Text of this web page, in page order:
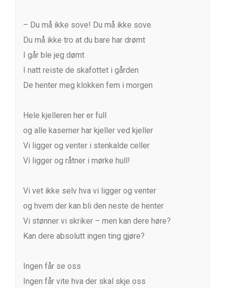
– Du må ikke sove! Du må ikke sove.
Du må ikke tro at du bare har drømt
I går ble jeg dømt
I natt reiste de skafottet i gården
De henter meg klokken fem i morgen
Hele kjelleren her er full
og alle kaserner har kjeller ved kjeller
Vi ligger og venter i stenkalde celler
Vi ligger og råtner i mørke hull!
Vi vet ikke selv hva vi ligger og venter
og hvem der kan bli den neste de henter
Vi stønner vi skriker – men kan dere høre?
Kan dere absolutt ingen ting gjøre?
Ingen får se oss
Ingen får vite hva der skal skje oss